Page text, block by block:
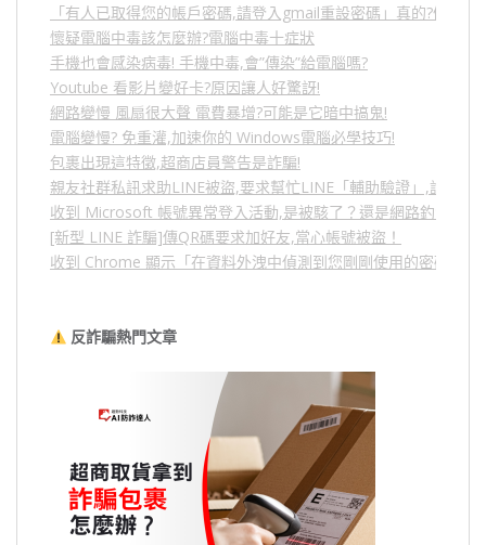
「有人已取得您的帳戶密碼,請登入gmail重設密碼」真的?假的?5
懷疑電腦中毒該怎麼辦?電腦中毒十症狀
手機也會感染病毒! 手機中毒,會”傳染”給電腦嗎?
Youtube 看影片變好卡?原因讓人好驚訝!
網路變慢 風扇很大聲 電費暴增?可能是它暗中搞鬼!
電腦變慢? 免重灌,加速你的 Windows電腦必學技巧!
包裹出現這特徵,超商店員警告是詐騙!
親友社群私訊求助LINE被盜,要求幫忙LINE「輔助驗證」,詐騙
收到 Microsoft 帳號異常登入活動,是被駭了？還是網路釣魚？
[新型 LINE 詐騙]傳QR碼要求加好友,當心帳號被盜！
收到 Chrome 顯示「在資料外洩中偵測到您剛剛使用的密碼」
反詐騙熱門文章